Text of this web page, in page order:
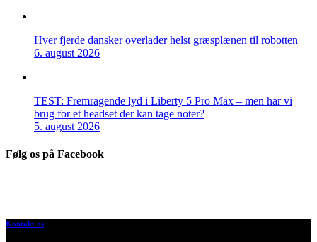
Hver fjerde dansker overlader helst græsplænen til robotten
6. august 2026
TEST: Fremragende lyd i Liberty 5 Pro Max – men har vi
brug for et headset der kan tage noter?
5. august 2026
Følg os på Facebook
Kontakt os